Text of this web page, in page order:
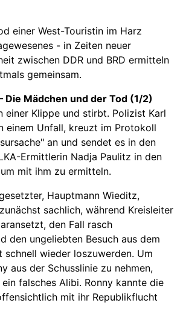
einer West-Touristin im Harz
- in Zeiten neuer
zwischen DDR und BRD ermitteln
gemeinsam.
Die Mädchen und der Tod (1/2)
einer Klippe und stirbt. Polizist Karl
einem Unfall, kreuzt im Protokoll
an und sendet es in den
Ermittlerin Nadja Paulitz in den
mit ihm zu ermitteln.
Hauptmann Wieditz,
sachlich, während Kreisleiter
den Fall rasch
den ungeliebten Besuch aus dem
schnell wieder loszuwerden. Um
aus der Schusslinie zu nehmen,
falsches Alibi. Ronny kannte die
mit ihr Republikflucht